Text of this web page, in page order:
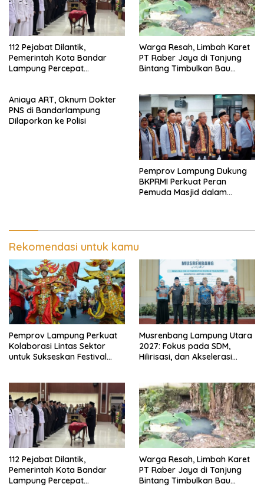
112 Pejabat Dilantik,
Pemerintah Kota Bandar
Lampung Percepat
Kesehatan
Warga Resah, Limbah Karet
PT Raber Jaya di Tanjung
Bintang Timbulkan Bau
Aniaya ART, Oknum Dokter
PNS di Bandarlampung
Dilaporkan ke Polisi
Pemprov Lampung Dukung
BKPRMI Perkuat Peran
Pemuda Masjid dalam
Rekomendasi untuk kamu
Pemprov Lampung Perkuat
Kolaborasi Lintas Sektor
untuk Sukseskan Festival
Musrenbang Lampung Utara
2027: Fokus pada SDM,
Hilirisasi, dan Akselerasi
112 Pejabat Dilantik,
Pemerintah Kota Bandar
Lampung Percepat
Warga Resah, Limbah Karet
PT Raber Jaya di Tanjung
Bintang Timbulkan Bau